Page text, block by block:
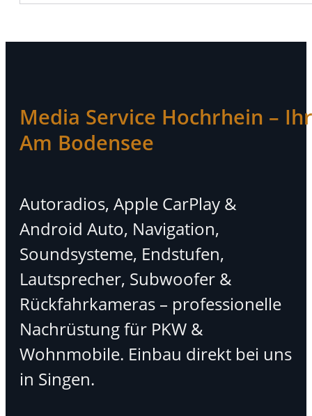
Media Service Hochrhein –
Am Bodensee
Autoradios, Apple CarPlay &
Android Auto, Navigation,
Soundsysteme, Endstufen,
Lautsprecher, Subwoofer &
Rückfahrkameras – professionelle
Nachrüstung für PKW &
Wohnmobile. Einbau direkt bei uns
in Singen.